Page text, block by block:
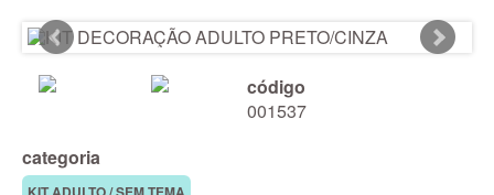
código
001537
categoria